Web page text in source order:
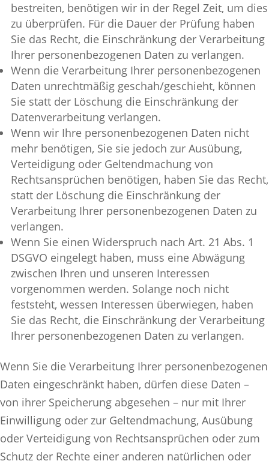
bestreiten, benötigen wir in der Regel Zeit, um dies
zu überprüfen. Für die Dauer der Prüfung haben
Sie das Recht, die Einschränkung der Verarbeitung
Ihrer personenbezogenen Daten zu verlangen.
Wenn die Verarbeitung Ihrer personenbezogenen
Daten unrechtmäßig geschah/geschieht, können
Sie statt der Löschung die Einschränkung der
Datenverarbeitung verlangen.
Wenn wir Ihre personenbezogenen Daten nicht
mehr benötigen, Sie sie jedoch zur Ausübung,
Verteidigung oder Geltendmachung von
Rechtsansprüchen benötigen, haben Sie das Recht,
statt der Löschung die Einschränkung der
Verarbeitung Ihrer personenbezogenen Daten zu
verlangen.
Wenn Sie einen Widerspruch nach Art. 21 Abs. 1
DSGVO eingelegt haben, muss eine Abwägung
zwischen Ihren und unseren Interessen
vorgenommen werden. Solange noch nicht
feststeht, wessen Interessen überwiegen, haben
Sie das Recht, die Einschränkung der Verarbeitung
Ihrer personenbezogenen Daten zu verlangen.
Wenn Sie die Verarbeitung Ihrer personenbezogenen
Daten eingeschränkt haben, dürfen diese Daten –
von ihrer Speicherung abgesehen – nur mit Ihrer
Einwilligung oder zur Geltendmachung, Ausübung
oder Verteidigung von Rechtsansprüchen oder zum
Schutz der Rechte einer anderen natürlichen oder